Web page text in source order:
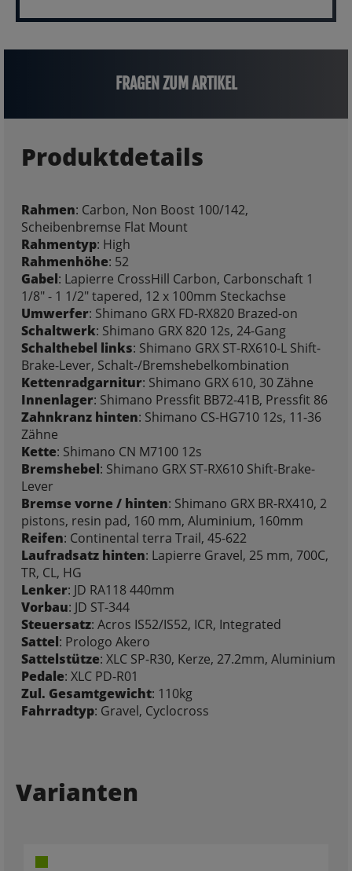
FRAGEN ZUM ARTIKEL
Produktdetails
Rahmen: Carbon, Non Boost 100/142,
Scheibenbremse Flat Mount
Rahmentyp: High
Rahmenhöhe: 52
Gabel: Lapierre CrossHill Carbon, Carbonschaft 1
1/8" - 1 1/2" tapered, 12 x 100mm Steckachse
Umwerfer: Shimano GRX FD-RX820 Brazed-on
Schaltwerk: Shimano GRX 820 12s, 24-Gang
Schalthebel links: Shimano GRX ST-RX610-L Shift-
Brake-Lever, Schalt-/Bremshebelkombination
Kettenradgarnitur: Shimano GRX 610, 30 Zähne
Innenlager: Shimano Pressfit BB72-41B, Pressfit 86
Zahnkranz hinten: Shimano CS-HG710 12s, 11-36
Zähne
Kette: Shimano CN M7100 12s
Bremshebel: Shimano GRX ST-RX610 Shift-Brake-
Lever
Bremse vorne / hinten: Shimano GRX BR-RX410, 2
pistons, resin pad, 160 mm, Aluminium, 160mm
Reifen: Continental terra Trail, 45-622
Laufradsatz hinten: Lapierre Gravel, 25 mm, 700C,
TR, CL, HG
Lenker: JD RA118 440mm
Vorbau: JD ST-344
Steuersatz: Acros IS52/IS52, ICR, Integrated
Sattel: Prologo Akero
Sattelstütze: XLC SP-R30, Kerze, 27.2mm, Aluminium
Pedale: XLC PD-R01
Zul. Gesamtgewicht: 110kg
Fahrradtyp: Gravel, Cyclocross
Varianten